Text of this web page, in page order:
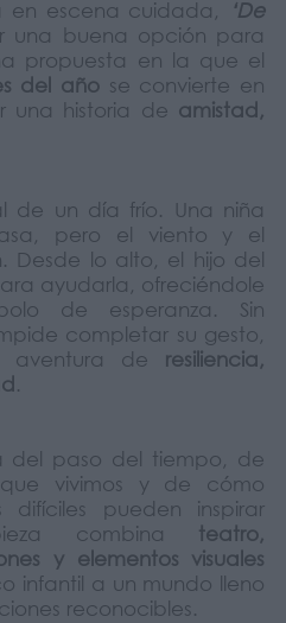
en escena cuidada,
‘De
una buena opción para
propuesta en la que el
del año se convierte en
una historia de amistad,
de un día frío. Una niña
pero el viento y el
Desde lo alto, el hijo del
ayudarla, ofreciéndole
de esperanza. Sin
completar su gesto,
aventura de resiliencia,
.
paso del tiempo, de
que vivimos y de cómo
difíciles pueden inspirar
combina teatro,
y elementos visuales
infantil a un mundo lleno
reconocibles.